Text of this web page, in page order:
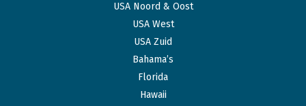
USA Noord & Oost
USA West
USA Zuid
Bahama’s
Florida
Hawaii